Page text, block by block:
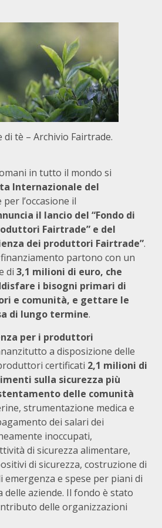
di tè – Archivio Fairtrade.
in tutto il mondo si
Internazionale del
per l’occasione il
il lancio del “Fondo di
Fairtrade” e del
dei produttori Fairtrade”.
finanziamento partono con un
di 3,1 milioni di euro, che
i bisogni primari di
e comunità, e gettare le
di lungo termine.
per i produttori
a disposizione delle
certificati 2,1 milioni di
sulla sicurezza più
delle comunità
strumentazione medica e
dei salari dei
inoccupati,
di sicurezza alimentare,
di sicurezza, costruzione di
e spese per piani di
aziende. Il fondo è stato
delle organizzazioni